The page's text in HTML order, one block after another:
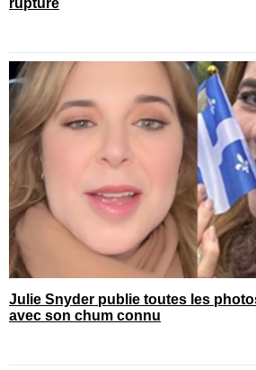
Julie Snyder publie toutes les
avec son chum connu